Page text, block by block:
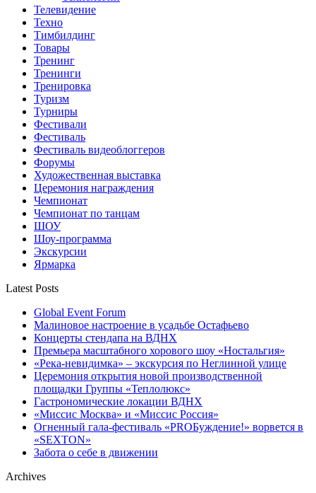
Телевидение
Техно
Тимбилдинг
Товары
Тренинг
Тренинги
Тренировка
Туризм
Турниры
Фестивали
Фестиваль
Фестиваль видеоблоггеров
Форумы
Художественная выставка
Церемония награждения
Чемпионат
Чемпионат по танцам
ШОУ
Шоу-программа
Экскурсии
Ярмарка
Latest Posts
Global Event Forum
Малиновое настроение в усадьбе Остафьево
Концерты стендапа на ВДНХ
Премьера масштабного хорового шоу «Ностальгия»
«Река-невидимка» – экскурсия по Неглинной улице
Церемония открытия новой производственной
площадки Группы «Теплолюкс»
Гастрономические локации ВДНХ
«Миссис Москва» и «Миссис Россия»
Огненный гала-фестиваль «PROБуждение!» ворвется в
«SEXTON»
Забота о себе в движении
Archives